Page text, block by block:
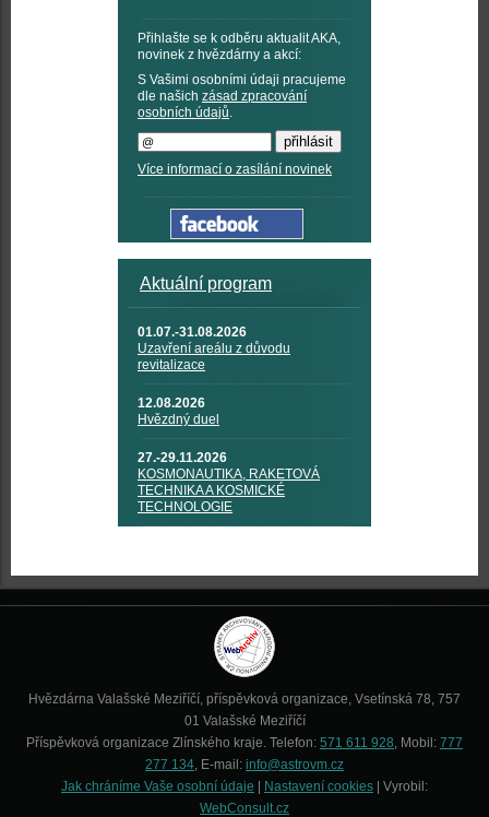
Přihlašte se k odběru aktualit AKA,
novinek z hvězdárny a akcí:
S Vašimi osobními údaji pracujeme
dle našich zásad zpracování
osobních údajů.
Více informací o zasílání novinek
Aktuální program
01.07.-31.08.2026
Uzavření areálu z důvodu
revitalizace
12.08.2026
Hvězdný duel
27.-29.11.2026
KOSMONAUTIKA, RAKETOVÁ
TECHNIKA A KOSMICKÉ
TECHNOLOGIE
Hvězdárna Valašské Meziříčí, příspěvková organizace, Vsetínská 78, 757
01 Valašské Meziříčí
Příspěvková organizace Zlínského kraje. Telefon: 571 611 928, Mobil: 777
277 134, E-mail: info@astrovm.cz
Jak chráníme Vaše osobní údaje
Nastavení cookies | Vyrobil:
WebConsult.cz